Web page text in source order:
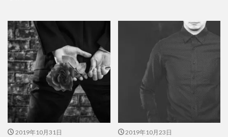
2019年10月31日
2019年10月23日